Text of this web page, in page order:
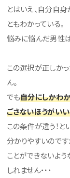
とはいえ、自分自
ともわかっている。
悩みに悩んだ男性
この選択が正しか
ん。
でも自分にしかわ
ごさないほうがいい
この条件が違う！
分かりやすいのです
ことができないよ
しれません・・・